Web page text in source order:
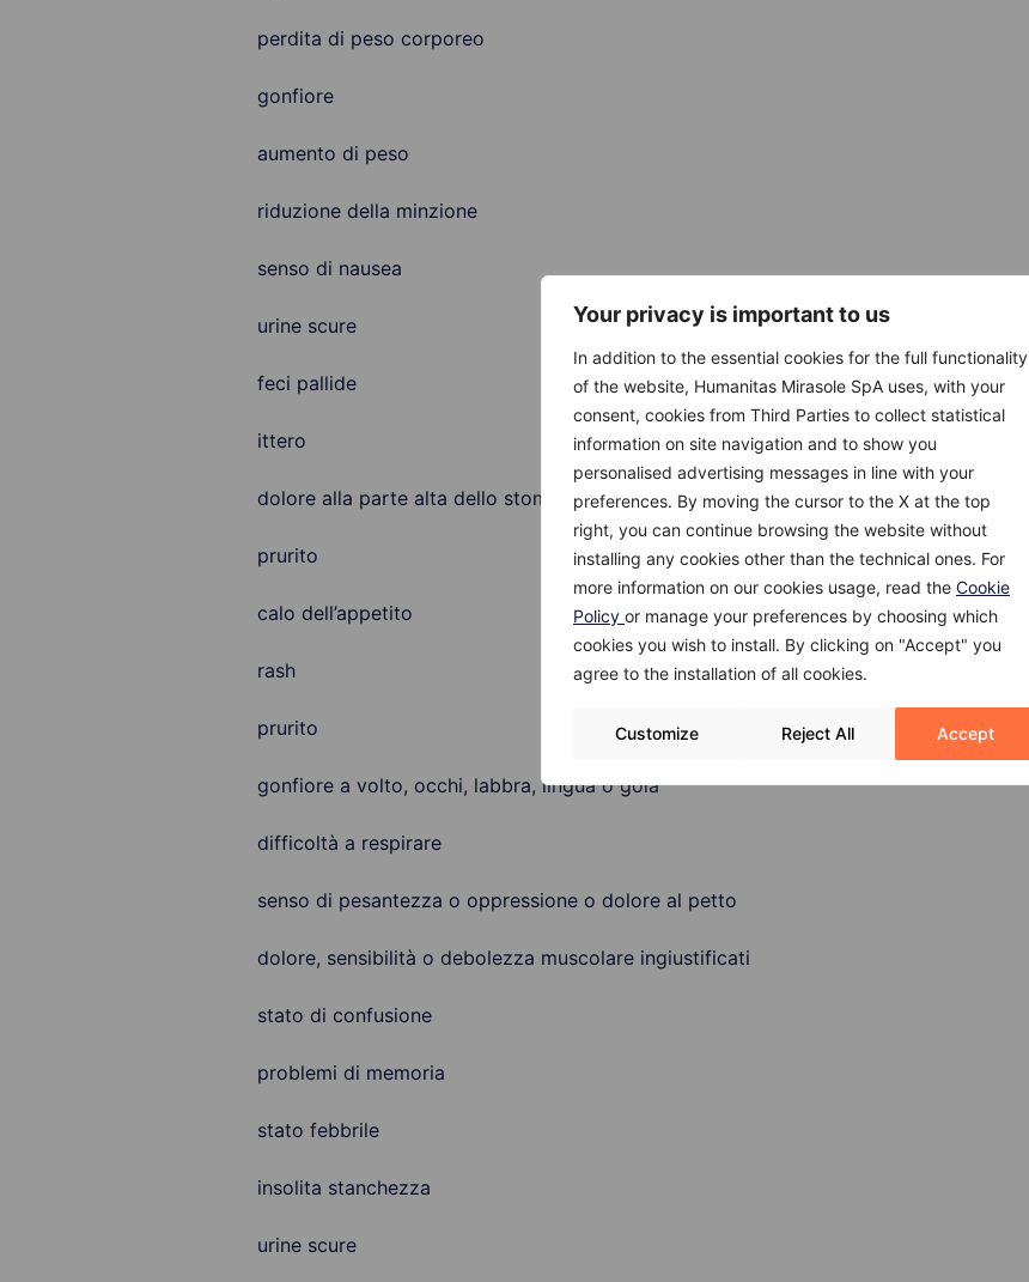
Your privacy is important to us
In addition to the essential cookies for the full functionality
of the website, Humanitas Mirasole SpA uses, with your
consent, cookies from Third Parties to collect statistical
information on site navigation and to show you
personalised advertising messages in line with your
preferences. By moving the cursor to the X at the top
right, you can continue browsing the website without
installing any cookies other than the technical ones. For
more information on our cookies usage, read the Cookie
Policy or manage your preferences by choosing which
cookies you wish to install. By clicking on "Accept" you
agree to the installation of all cookies.
Customize Reject All Accept
perdita di peso corporeo
gonfiore
aumento di peso
riduzione della minzione
senso di nausea
urine scure
feci pallide
ittero
dolore alla parte alta dello stomaco
prurito
calo dell’appetito
rash
prurito
gonfiore a volto, occhi, labbra, lingua o gola
difficoltà a respirare
senso di pesantezza o oppressione o dolore al petto
dolore, sensibilità o debolezza muscolare ingiustificati
stato di confusione
problemi di memoria
stato febbrile
insolita stanchezza
urine scure